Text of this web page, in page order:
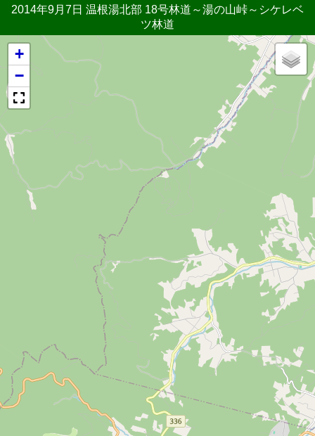
2014年9月7日 温根湯北部 18号林道～湯の山峠～シケレベ
ツ林道
+
−